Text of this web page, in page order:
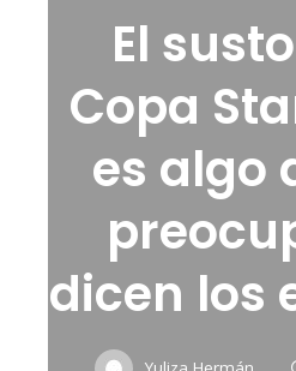
El
Copa
es algo
dicen los